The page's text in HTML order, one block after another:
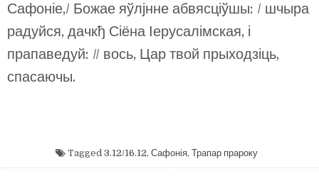
Сафоніе,/ Божае яўлјнне абвясціўшы: / шчыра
радуйся, дачкђ Сіёна Іерусалімская, і
прапаведуй: // вось, Цар твой прыходзіць,
спасаючы.
Tagged 3.12/16.12, Сафонія, Трапар прароку